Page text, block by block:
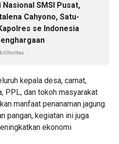
Nasional SMSI Pusat,
Cahyono, Satu-
se Indonesia
kepala desa, camat,
PPL, dan tokoh masyarakat
manfaat penanaman jagung.
pangan, kegiatan ini juga
ekonomi